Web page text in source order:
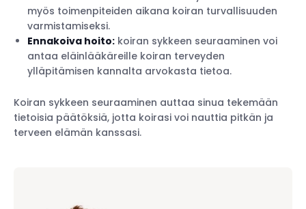
myös toimenpiteiden aikana koiran turvallisuuden
varmistamiseksi.
Ennakoiva hoito: koiran sykkeen seuraaminen voi
antaa eläinlääkäreille koiran terveyden
ylläpitämisen kannalta arvokasta tietoa.
Koiran sykkeen seuraaminen auttaa sinua tekemään
tietoisia päätöksiä, jotta koirasi voi nauttia pitkän ja
terveen elämän kanssasi.